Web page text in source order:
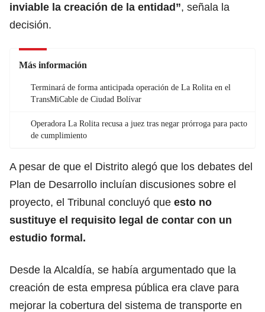
inviable la creación de la entidad”, señala la
decisión.
Más información
Terminará de forma anticipada operación de La Rolita en el
TransMiCable de Ciudad Bolívar
Operadora La Rolita recusa a juez tras negar prórroga para pacto
de cumplimiento
A pesar de que el Distrito alegó que los debates del
Plan de Desarrollo incluían discusiones sobre el
proyecto, el Tribunal concluyó que esto no
sustituye el requisito legal de contar con un
estudio formal.
Desde la Alcaldía, se había argumentado que la
creación de esta empresa pública era clave para
mejorar la cobertura del sistema de transporte en